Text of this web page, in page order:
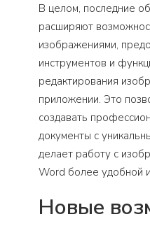
В целом, последние
расширяют
изображениями,
инструментов и
редактирования
приложении. Это
создавать
документы с
делает работу с
Word более удобной
Новые